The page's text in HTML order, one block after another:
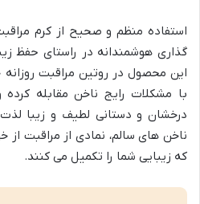
استفاده منظم و صحیح از کرم
گذاری هوشمندانه در راستای حفظ
این محصول در روتین مراقبت
با مشکلات رایج ناخن مقابله
درخشان و دستانی لطیف و زیبا لذت
ناخن های سالم، نمادی از مراقبت
که زیبایی شما را تکمیل می کنند.